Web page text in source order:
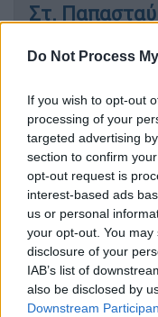
Do Not Process
If you wish to opt-out
processing of your
targeted advertising
section to confirm
opt-out request is
interest-based ads
us or personal
your opt-out. You
disclosure of your
IAB’s list of
also be disclosed by
Downstream
Στ.
«Η»: Τρίτη ή
το
Η εικόνα της
Αν και
από προβλήματα
επιχειρήσεις
την ακρίβεια–
κυβέρνησης
οικονομία